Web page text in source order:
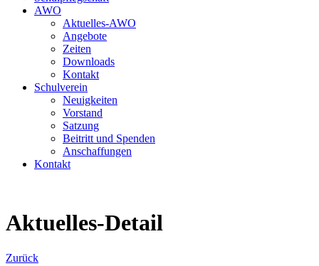
AWO
Aktuelles-AWO
Angebote
Zeiten
Downloads
Kontakt
Schulverein
Neuigkeiten
Vorstand
Satzung
Beitritt und Spenden
Anschaffungen
Kontakt
Aktuelles-Detail
Zurück